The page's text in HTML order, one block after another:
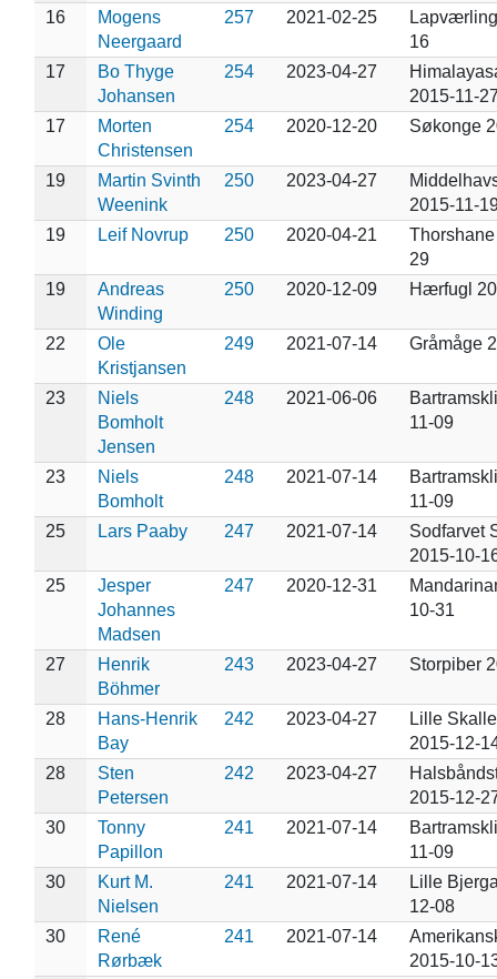
16
Mogens
Neergaard
257 2021-02-25
16
17
Bo Thyge
Johansen
254 2023-04-27
2015-11-
17
Morten
Christensen
254 2020-12-20 Søkonge
19
Martin Svinth
Weenink
250 2023-04-27
2015-11-
19
Leif Novrup 250 2020-04-21
29
19
Andreas
Winding
250 2020-12-09 Hærfugl
22
Ole
Kristjansen
249 2021-07-14 Gråmåge
23
Niels
Bomholt
Jensen
248 2021-06-06
11-09
23
Niels
Bomholt
248 2021-07-14
11-09
25
Lars Paaby 247 2021-07-14
Sodfarvet
2015-10-
25
Jesper
Johannes
Madsen
247 2020-12-31
10-31
27
Henrik
Böhmer
243 2023-04-27 Storpiber
28
Hans-Henrik
Bay
242 2023-04-27
Lille
2015-12-
28
Sten
Petersen
242 2023-04-27
2015-12-
30
Tonny
Papillon
241 2021-07-14
11-09
30
Kurt M.
Nielsen
241 2021-07-14
Lille
12-08
30
René
Rørbæk
241 2021-07-14
2015-10-